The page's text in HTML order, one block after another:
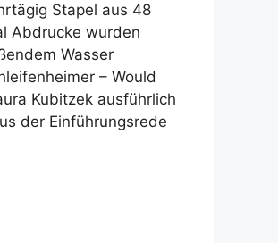
Stapel aus 48
Abdrucke wurden
Wasser
– Would
Kubitzek ausführlich
der Einführungsrede